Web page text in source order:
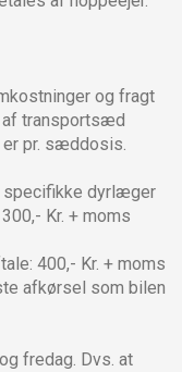
og fragt
af transportsæd
er pr. sæddosis.
specifikke dyrlæger
Kr. + moms
400,- Kr. + moms
afkørsel som bilen
fredag. Dvs. at